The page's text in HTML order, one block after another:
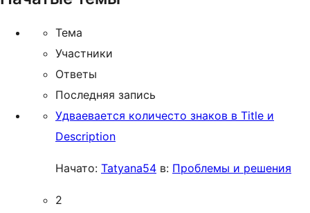
Тема
Участники
Ответы
Последняя запись
Удваевается количесто знаков в Title и
Description
Начато: Tatyana54 в: Проблемы и решения
2